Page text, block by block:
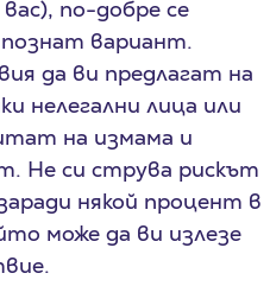
по-добре се
познат вариант.
да ви предлагат на
нелегални лица или
на измама и
Не си струва рискът
някой процент в
може да ви излезе